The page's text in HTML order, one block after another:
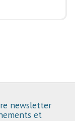
newsletter
et